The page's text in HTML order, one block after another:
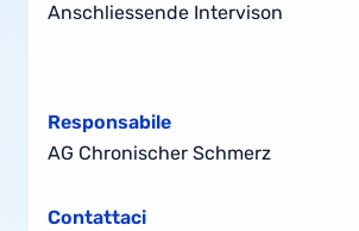
Anschliessende Intervison
Responsabile
AG Chronischer Schmerz
Contattaci